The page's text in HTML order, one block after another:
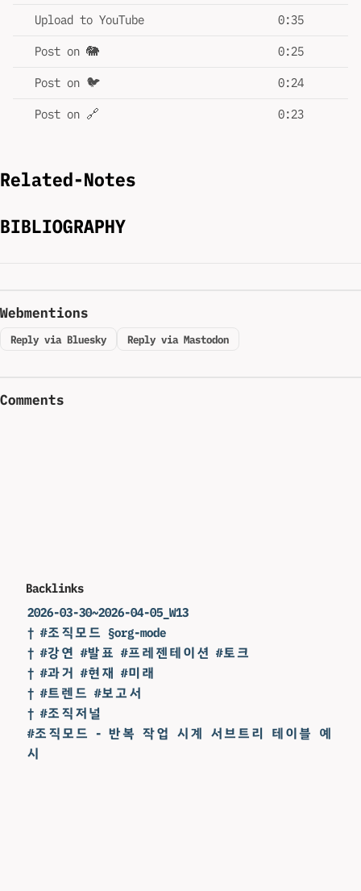
Upload to YouTube 0:35
Post on 🐘 0:25
Post on 🐦 0:24
Post on 🔗 0:23
Related-Notes
BIBLIOGRAPHY
Webmentions
Reply via Bluesky Reply via Mastodon
Comments
Backlinks
2026-03-30~2026-04-05_W13
† #조직모드 §org-mode
† #강연 #발표 #프레젠테이션 #토크
† #과거 #현재 #미래
† #트렌드 #보고서
† #조직저널
#조직모드 - 반복 작업 시계 서브트리 테이블 예
시